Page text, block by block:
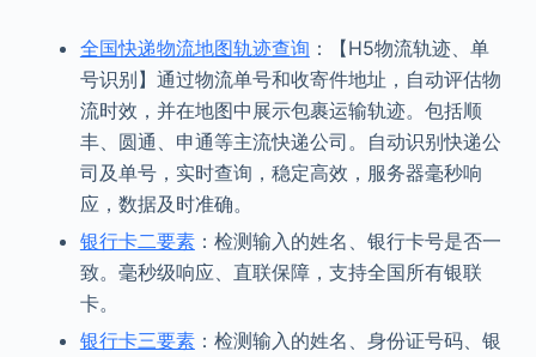
全国快递物流地图轨迹查询 ：【H5物流轨迹、单
号识别】通过物流单号和收寄件地址，自动评估物
流时效，并在地图中展示包裹运输轨迹。包括顺
丰、圆通、申通等主流快递公司。自动识别快递公
司及单号，实时查询，稳定高效，服务器毫秒响
应，数据及时准确。
银行卡二要素：检测输入的姓名、银行卡号是否一
致。毫秒级响应、直联保障，支持全国所有银联
卡。
银行卡三要素：检测输入的姓名、身份证号码、银